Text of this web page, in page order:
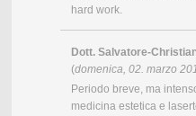
hard work.
Dott. Salvatore-
(domenica, 02. marzo
Periodo breve, ma
medicina estetica e